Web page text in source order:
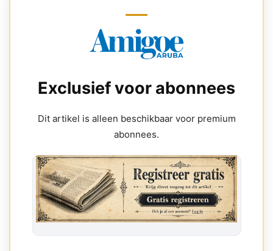
Exclusief voor abonnees
Dit artikel is alleen beschikbaar voor premium
abonnees.